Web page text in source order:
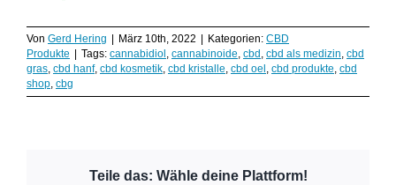
Von Gerd Hering März 10th, 2022 Kategorien: CBD
Produkte
Tags: cannabidiol , cannabinoide, cbd , cbd als medizin, cbd
gras, cbd hanf, cbd kosmetik, cbd kristalle, cbd oel , cbd produkte, cbd
shop, cbg
Teile das: Wähle deine Plattform!